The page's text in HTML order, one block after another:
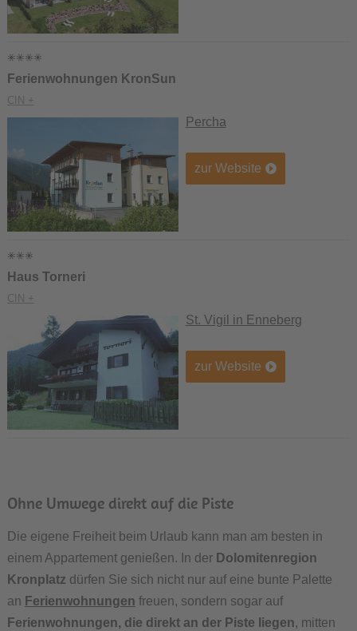
Ferienwohnungen KronSun
CIN +
Percha
zur Website
Haus Torneri
CIN +
St. Vigil in Enneberg
zur Website
Ohne Umwege direkt auf die Piste
Die eigene Freiheit beim Urlaub kann man am besten in
einem Appartement genießen. In der Dolomitenregion
Kronplatz dürfen Sie sich nicht nur auf eine bunte Palette
an Ferienwohnungen freuen, sondern sogar auf
Ferienwohnungen, die direkt an der Piste liegen, mitten